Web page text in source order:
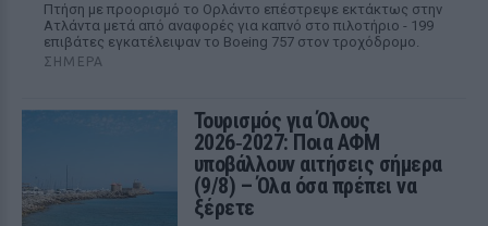
Πτήση με προορισμό το Ορλάντο επέστρεψε εκτάκτως στην
Ατλάντα μετά από αναφορές για καπνό στο πιλοτήριο - 199
επιβάτες εγκατέλειψαν το Boeing 757 στον τροχόδρομο.
ΣΉΜΕΡΑ
Τουρισμός για Όλους
2026‑2027: Ποια ΑΦΜ
υποβάλλουν αιτήσεις σήμερα
(9/8) – Όλα όσα πρέπει να
ξέρετε